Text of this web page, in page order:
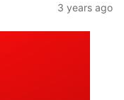
3 years ago